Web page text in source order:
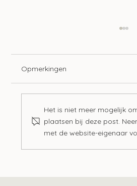
Opmerkingen
Het is niet meer mogelijk
plaatsen bij deze post.
met de website-eigenaar